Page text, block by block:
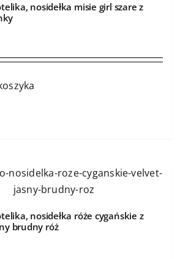
nosidełka misie girl szare z
nosidełka róże cygańskie z
brudny róż